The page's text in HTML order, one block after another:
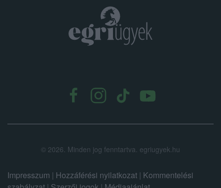
© 2026. Minden jog fenntartva. egriugyek.hu
Impresszum | Hozzáférési nyilatkozat | Kommentelési